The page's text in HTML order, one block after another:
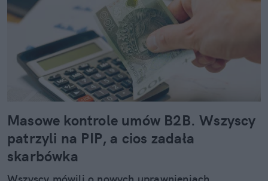
Masowe kontrole umów B2B. Wszyscy
patrzyli na PIP, a cios zadała
skarbówka